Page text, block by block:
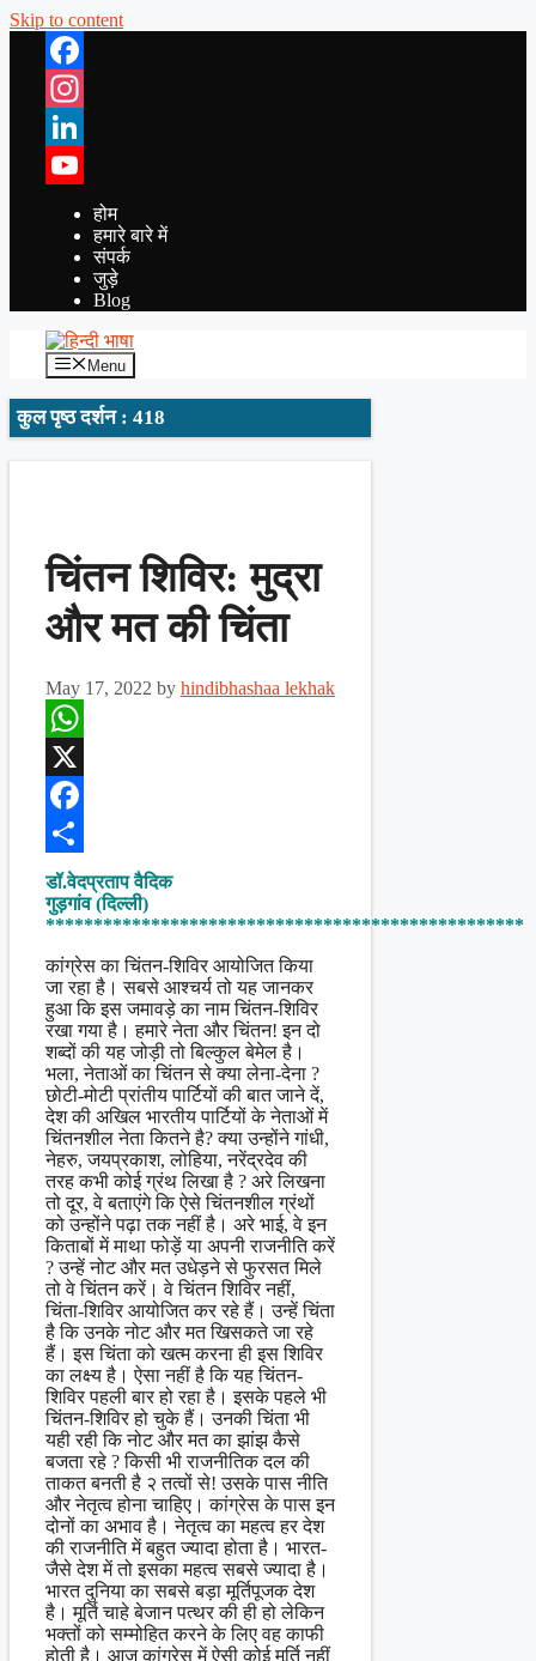
Skip to content
Facebook
Instagram
LinkedIn
YouTube
होम
हमारे बारे में
संपर्क
जुड़े
Blog
Menu
कुल पृष्ठ दर्शन : 418
चिंतन शिविर: मुद्रा
और मत की चिंता
May 17, 2022 by hindibhashaa lekhak
WhatsApp
X
Facebook
Share
डॉ.वेदप्रताप वैदिक
गुड़गांव (दिल्ली)
**************************************************
कांग्रेस का चिंतन-शिविर आयोजित किया
जा रहा है। सबसे आश्चर्य तो यह जानकर
हुआ कि इस जमावड़े का नाम चिंतन-शिविर
रखा गया है। हमारे नेता और चिंतन! इन दो
शब्दों की यह जोड़ी तो बिल्कुल बेमेल है।
भला, नेताओं का चिंतन से क्या लेना-देना ?
छोटी-मोटी प्रांतीय पार्टियों की बात जाने दें,
देश की अखिल भारतीय पार्टियों के नेताओं में
चिंतनशील नेता कितने है? क्या उन्होंने गांधी,
नेहरु, जयप्रकाश, लोहिया, नरेंद्रदेव की
तरह कभी कोई ग्रंथ लिखा है ? अरे लिखना
तो दूर, वे बताएंगे कि ऐसे चिंतनशील ग्रंथों
को उन्होंने पढ़ा तक नहीं है। अरे भाई, वे इन
किताबों में माथा फोड़ें या अपनी राजनीति करें
? उन्हें नोट और मत उधेड़ने से फुरसत मिले
तो वे चिंतन करें। वे चिंतन शिविर नहीं,
चिंता-शिविर आयोजित कर रहे हैं। उन्हें चिंता
है कि उनके नोट और मत खिसकते जा रहे
हैं। इस चिंता को खत्म करना ही इस शिविर
का लक्ष्य है। ऐसा नहीं है कि यह चिंतन-
शिविर पहली बार हो रहा है। इसके पहले भी
चिंतन-शिविर हो चुके हैं। उनकी चिंता भी
यही रही कि नोट और मत का झांझ कैसे
बजता रहे ? किसी भी राजनीतिक दल की
ताकत बनती है २ तत्वों से! उसके पास नीति
और नेतृत्व होना चाहिए। कांग्रेस के पास इन
दोनों का अभाव है। नेतृत्व का महत्व हर देश
की राजनीति में बहुत ज्यादा होता है। भारत-
जैसे देश में तो इसका महत्व सबसे ज्यादा है।
भारत दुनिया का सबसे बड़ा मूर्तिपूजक देश
है। मूर्ति चाहे बेजान पत्थर की ही हो लेकिन
भक्तों को सम्मोहित करने के लिए वह काफी
होती है। आज कांग्रेस में ऐसी कोई मूर्ति नहीं